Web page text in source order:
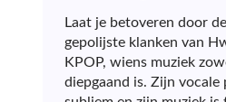
Laat je betoveren door
gepolijste klanken van
KPOP, wiens muziek
diepgaand is. Zijn vocale